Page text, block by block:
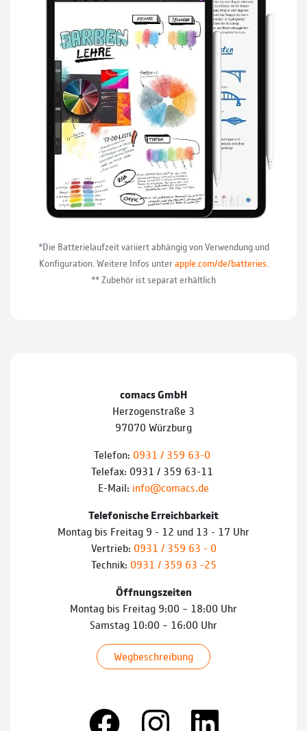
*Die Batterielaufzeit variiert abhängig von Verwendung und
Konfiguration. Weitere Infos unterapple.com/de/batteries
** Zubehör ist separat erhältlich
comacs GmbH
Herzogenstraße 3
97070 Würzburg
Telefon: 0931 / 359 63-0
Telefax: 0931 / 359 63-11
E-Mail: info@comacs.de
Telefonische Erreichbarkeit
Montag bis Freitag 9 - 12 und 13 - 17 Uhr
Vertrieb: 0931 / 359 63 - 0
Technik: 0931 / 359 63 -25
Öffnungszeiten
Montag bis Freitag 9:00 – 18:00 Uhr
Samstag 10:00 – 16:00 Uhr
Wegbeschreibung